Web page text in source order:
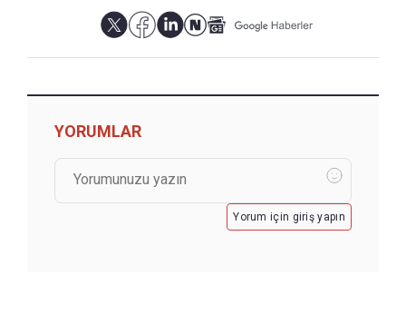
YORUMLAR
Yorum için giriş yapın